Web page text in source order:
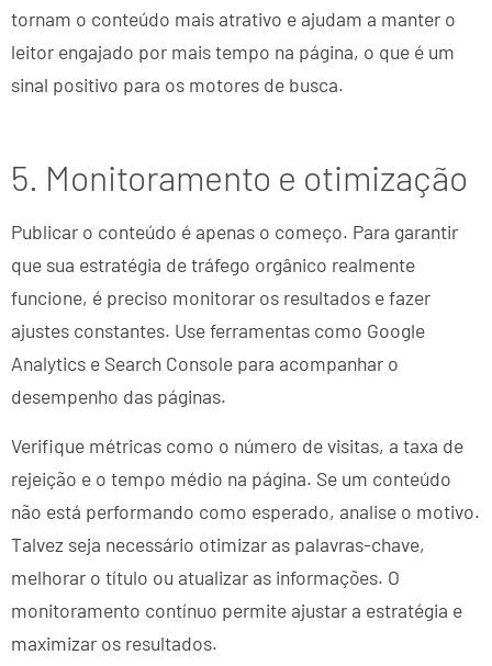
tornam o conteúdo mais atrativo e ajudam a manter o
leitor engajado por mais tempo na página, o que é um
sinal positivo para os motores de busca.
5. Monitoramento e otimização
Publicar o conteúdo é apenas o começo. Para garantir
que sua estratégia de tráfego orgânico realmente
funcione, é preciso monitorar os resultados e fazer
ajustes constantes. Use ferramentas como Google
Analytics e Search Console para acompanhar o
desempenho das páginas.
Verifique métricas como o número de visitas, a taxa de
rejeição e o tempo médio na página. Se um conteúdo
não está performando como esperado, analise o motivo.
Talvez seja necessário otimizar as palavras-chave,
melhorar o título ou atualizar as informações. O
monitoramento contínuo permite ajustar a estratégia e
maximizar os resultados.